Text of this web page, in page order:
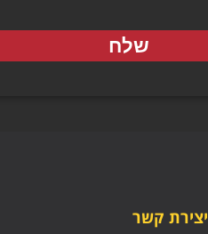
שלח
יצירת קשר